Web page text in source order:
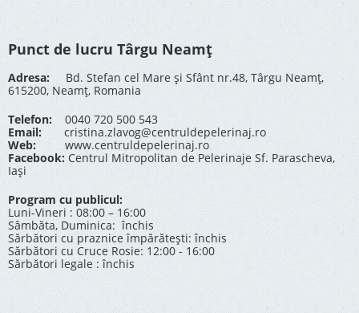
Punct de lucru Târgu Neamț
Adresa: Bd. Stefan cel Mare și Sfânt nr.48, Târgu Neamț,
615200, Neamț, Romania
Telefon: 0040 720 500 543
Email:
cristina.zlavog@centruldepelerinaj.ro
Web:
www.centruldepelerinaj.ro
Facebook: Centrul Mitropolitan de Pelerinaje Sf. Parascheva,
Iași
Program cu publicul:
Luni-Vineri : 08:00 – 16:00
Sâmbăta, Duminica: închis
Sărbători cu praznice împărătești: închis
Sărbători cu Cruce Rosie: 12:00 - 16:00
Sărbători legale : închis